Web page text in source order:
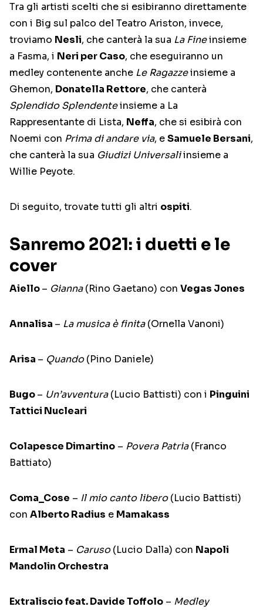
Tra gli artisti scelti che si esibiranno direttamente
con i Big sul palco del Teatro Ariston, invece,
troviamo Nesli, che canterà la sua La Fineinsieme
a Fasma, i Neri per Caso, che eseguiranno un
medley contenente anche Le Ragazzeinsieme a
Ghemon, Donatella Rettore, che canterà
Splendido Splendenteinsieme a La
Rappresentante di Lista, Neffa, che si esibirà con
Noemi con Prima di andare via, eSamuele Bersani,
che canterà la sua Giudizi Universaliinsieme a
Willie Peyote.
Di seguito, trovate tutti gli altri ospiti.
Sanremo 2021: i duetti e le
cover
Aiello– Gianna(Rino Gaetano) con Vegas Jones
Annalisa – La musica è finita(Ornella Vanoni)
Arisa – Quando(Pino Daniele)
Bugo– Un’avventura(Lucio Battisti) con i Pinguini
Tattici Nucleari
Colapesce Dimartino – Povera Patria(Franco
Battiato)
Coma_Cose – Il mio canto libero(Lucio Battisti)
con Alberto Radius e Mamakass
Ermal Meta – Caruso(Lucio Dalla) con Napoli
Mandolin Orchestra
Extraliscio feat. Davide Toffolo – Medley